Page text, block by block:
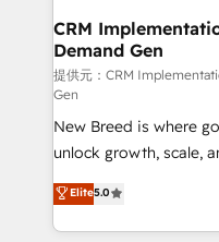
の統合・浸透・変革管理を実行
計・構築：リード獲得
計・導線設計・テンプ
提供。 ▸ 既存CRM・
Marketo・Pardot等か
データ移行と活用設計
ンツとサイト構造を最適化。 🏆 なぜ100inc
か？ ✓ HubSpot Elite
trainers to drive platform
Generation - Full-funnel marketing and high-
performance
Expert deployment of
to automate growth. 🏆 Elite Excellence - 8 platform
accreditations and
expertise. - A team of 250+ experts dedicated to
your resilient growth.
CRM
Demand Gen
提供元：CRM
Gen
New Breed is where
unlock growth, scale,
companies activate
customer platform and
Loop Marketing
Elite5.0